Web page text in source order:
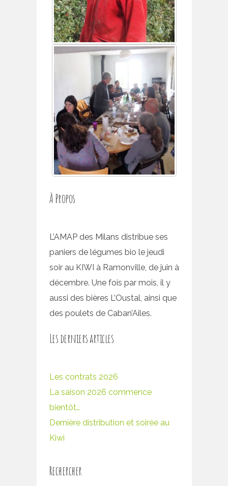
À Propos
L’AMAP des Milans distribue ses
paniers de légumes bio le jeudi
soir au KIWI à Ramonville, de juin à
décembre. Une fois par mois, il y
aussi des bières L’Oustal, ainsi que
des poulets de Caban’Ailes.
Les derniers articles
Les contrats 2026
La saison 2026 commence
bientôt…
Dernière distribution et soirée au
Kiwi
Rechercher